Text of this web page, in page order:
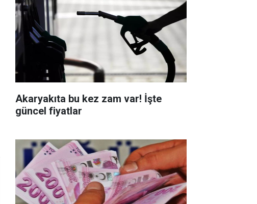
Akaryakıta bu kez zam var! İşte
güncel fiyatlar